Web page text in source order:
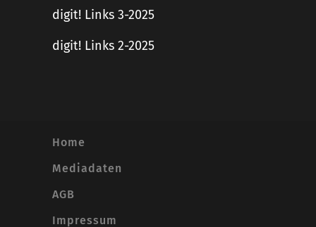
digit! Links 3-2025
digit! Links 2-2025
Home
Mediadaten
AGB
Impressum